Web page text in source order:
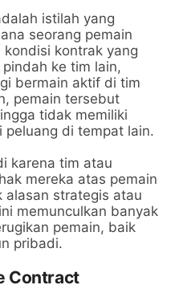
istilah yang
seorang pemain
kontrak yang
ke tim lain,
bermain aktif di tim
pemain tersebut
tidak memiliki
peluang di tempat lain.
karena tim atau
mereka atas pemain
alasan strategis atau
memunculkan banyak
pemain, baik
pribadi.
Contract